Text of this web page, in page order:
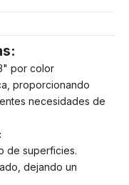
por color
proporcionando
necesidades de
de superficies.
dejando un